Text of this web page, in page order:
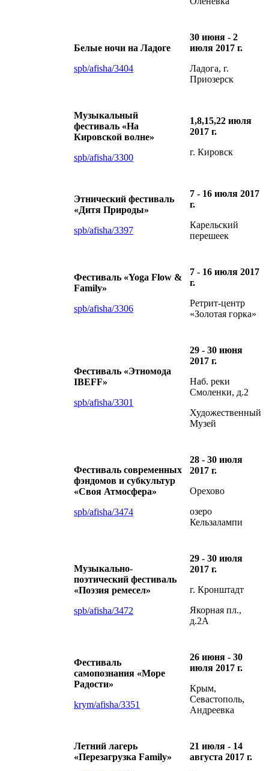
Белые ночи на Ладоге
spb/afisha/3404
30 июня - 2
июля 2017 г.
Ладога, г.
Приозерск
Музыкальный
фестиваль «На
Кировской волне»
spb/afisha/3300
1,8,15,22 июля
2017 г.
г. Кировск
Этнический фестиваль
«Дитя Природы»
spb/afisha/3397
7 - 16 июля 2017
г.
Карельский
перешеек
Фестиваль «Yoga Flow &
Family»
spb/afisha/3306
7 - 16 июля 2017
г.
Ретрит-центр
«Золотая горка»
Фестиваль «Этномода
IBEFF»
spb/afisha/3301
29 - 30 июня
2017 г.
Наб. реки
Смоленки, д.2
Художественный
Музей
Фестиваль современных
фэндомов и субкультур
«Своя Атмосфера»
spb/afisha/3474
28 - 30 июля
2017 г.
Орехово
озеро
Кельзалампи
Музыкально-
поэтический фестиваль
«Поэзия ремесел»
spb/afisha/3472
29 - 30 июля
2017 г.
г. Кронштадт
Якорная пл.,
д.2А
Фестиваль
самопознания «Море
Радости»
krym/afisha/3351
26 июня - 30
июля 2017 г.
Крым,
Севастополь,
Андреевка
Летний лагерь
«Перезагрузка Family»
21 июля - 14
августа 2017 г.